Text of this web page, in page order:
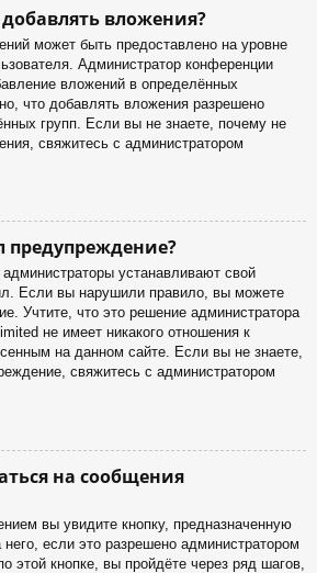
вложения?
может быть предоставлено на уровне
Администратор конференции
вложений в определённых
что добавлять вложения разрешено
групп. Если вы не знаете, почему не
свяжитесь с администратором
предупреждение?
устанавливают свой
Если вы нарушили правило, вы можете
Учтите, что это решение администратора
не имеет никакого отношения к
на данном сайте. Если вы не знаете,
свяжитесь с администратором
на сообщения
вы увидите кнопку, предназначенную
если это разрешено администратором
этой кнопке, вы пройдёте через ряд шагов,